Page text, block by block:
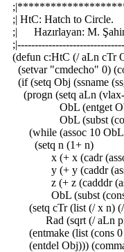
;| HtC:
;| Hazırlayan: M.
(defun c:HtC (/ aLn cTr
(setvar "cmdecho" 0)
(if (setq Obj (ssname
(progn (setq aLn
ObL (entget Obj)
ObL (subst (cons
(while (assoc 10
(setq n (1+ n)
x (+ x (cadr
y (+ y (caddr
z (+ z (cadddr
ObL (subst (cons
(setq cTr (list (/ x n) (/
Rad (sqrt (/ aLn
(entmake (list (cons 0
(entdel Obj)))